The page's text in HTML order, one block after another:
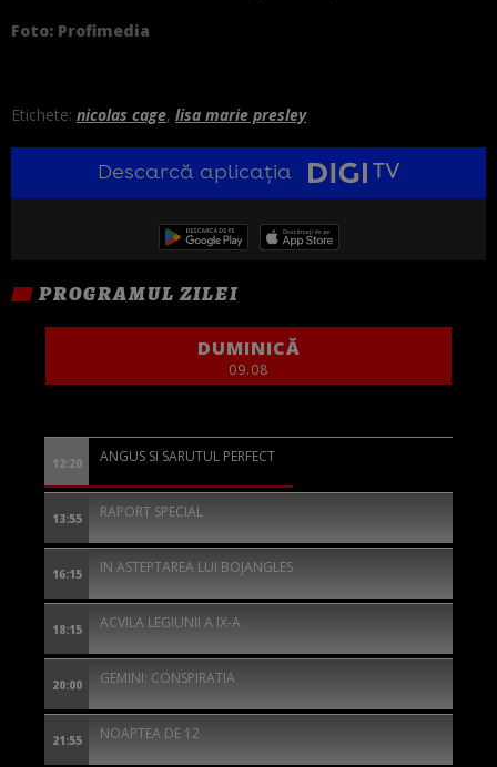
Foto: Profimedia
Etichete: nicolas cage, lisa marie presley
Descarcă aplicația
PROGRAMUL ZILEI
DUMINICĂ
09.08
12:20 ANGUS SI SARUTUL PERFECT
13:55 RAPORT SPECIAL
16:15 IN ASTEPTAREA LUI BOJANGLES
18:15 ACVILA LEGIUNII A IX-A
20:00 GEMINI: CONSPIRATIA
21:55 NOAPTEA DE 12